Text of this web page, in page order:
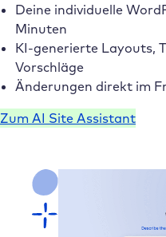
Deine individuelle
Minuten
KI-generierte Layouts,
Vorschläge
Änderungen direkt im
Zum AI Site Assistant